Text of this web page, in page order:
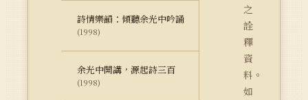
詩情樂韻：傾聽余光中吟誦
(1998)
余光中開講，源起詩三百
(1998)
之
詮
釋
資
料。
如